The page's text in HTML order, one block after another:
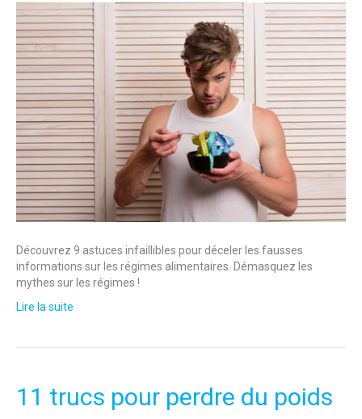
Découvrez 9 astuces infaillibles pour déceler les fausses
informations sur les régimes alimentaires. Démasquez les
mythes sur les régimes !
Lire la suite
11 trucs pour perdre du poids